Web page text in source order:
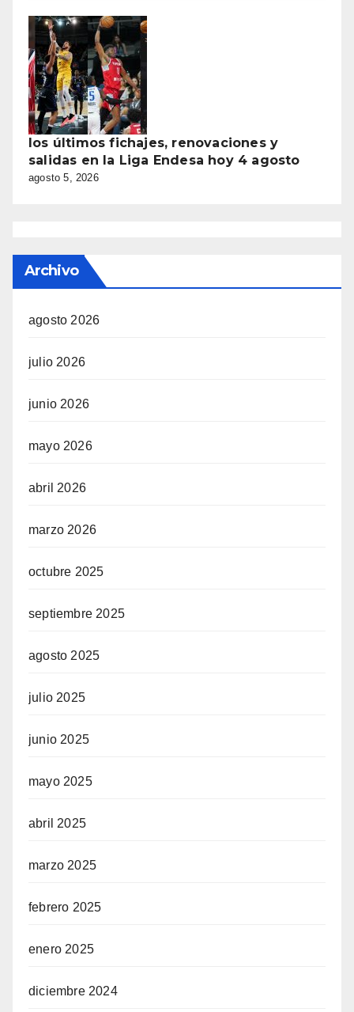
los últimos fichajes, renovaciones y
salidas en la Liga Endesa hoy 4 agosto
agosto 5, 2026
Archivo
agosto 2026
julio 2026
junio 2026
mayo 2026
abril 2026
marzo 2026
octubre 2025
septiembre 2025
agosto 2025
julio 2025
junio 2025
mayo 2025
abril 2025
marzo 2025
febrero 2025
enero 2025
diciembre 2024